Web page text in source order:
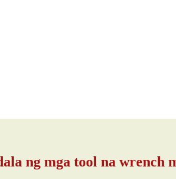
ng mga tool na wrench